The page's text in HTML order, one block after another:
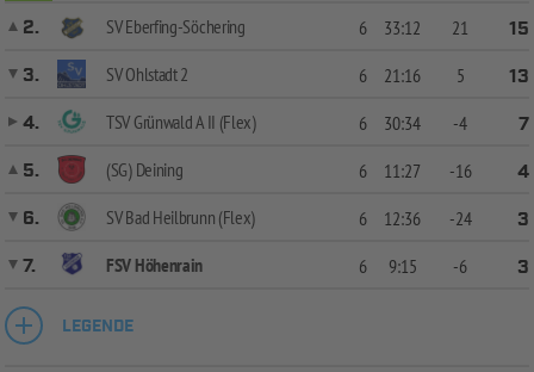
2.
SV Eberfing-Söchering 6 33:12 21
15
3.
SV Ohlstadt 2 6 21:16 5
13
4.
TSV Grünwald A II (Flex) 6 30:34 -4
7
5.
(SG) Deining 6 11:27 -16
4
6.
SV Bad Heilbrunn (Flex) 6 12:36 -24
3
7.
FSV Höhenrain 6 9:15 -6 3
LEGENDE